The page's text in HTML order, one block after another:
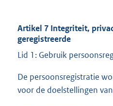
Artikel 7 Integriteit,
geregistreerde
Lid 1: Gebruik
De persoonsregistratie
voor de doelstellingen